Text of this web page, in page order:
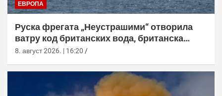
ЕВРОПА
Руска фрегата „Неустрашими“ отворила
ватру код британских вода, британска
морнарица појачала праћење
8. август 2026. | 16:20